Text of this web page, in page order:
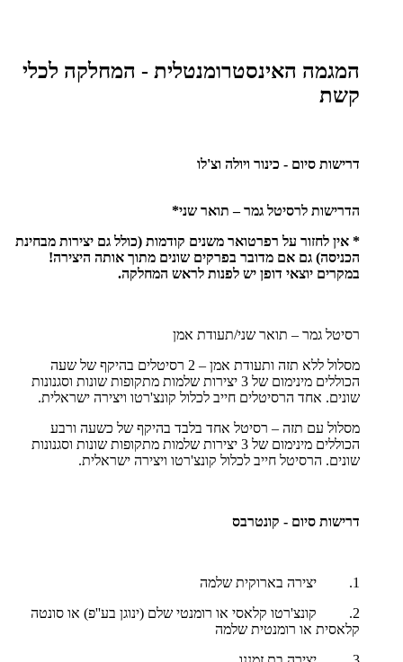
המגמה האינסטרומנטלית - המחלקה לכלי
קשת
דרישות סיום - כינור ויולה וצ'לו
הדרישות לרסיטל גמר – תואר שני*
* אין לחזור על רפרטואר משנים קודמות (כולל גם יצירות מבחינת
הכניסה) גם אם מדובר בפרקים שונים מתוך אותה היצירה!
במקרים יוצאי דופן יש לפנות לראש המחלקה.
רסיטל גמר – תואר שני/תעודת אמן
מסלול ללא תזה ותעודת אמן – 2 רסיטלים בהיקף של שעה
הכוללים מינימום של 3 יצירות שלמות מתקופות שונות וסגנונות
שונים. אחד הרסיטלים חייב לכלול קונצ'רטו ויצירה ישראלית.
מסלול עם תזה – רסיטל אחד בלבד בהיקף של כשעה ורבע
הכוללים מינימום של 3 יצירות שלמות מתקופות שונות וסגנונות
שונים. הרסיטל חייב לכלול קונצ'רטו ויצירה ישראלית.
דרישות סיום - קונטרבס
1. יצירה בארוקית שלמה
2. קונצ'רטו קלאסי או רומנטי שלם (ינוגן בע''פ) או סונטה
קלאסית או רומנטית שלמה